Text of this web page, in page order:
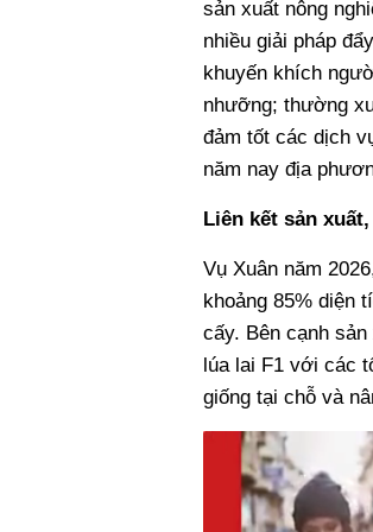
sản xuất nông
nhiều giải pháp
khuyến khích
nhưỡng; thường
đảm tốt các dịch
năm nay địa
Liên kết sản
Vụ Xuân năm
khoảng 85% diện
cấy. Bên cạnh
lúa lai F1 với các
giống tại chỗ và